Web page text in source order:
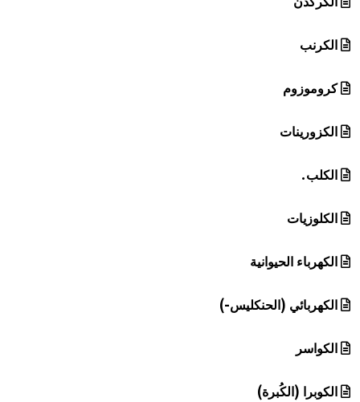
الكرنب
كروموزوم
الكزورينات
الكلب.
الكلوزيات
الكهرباء الحيوانية
الكهربائي (الحنكليس-)
الكواسر
الكوبرا (الكُبرة)